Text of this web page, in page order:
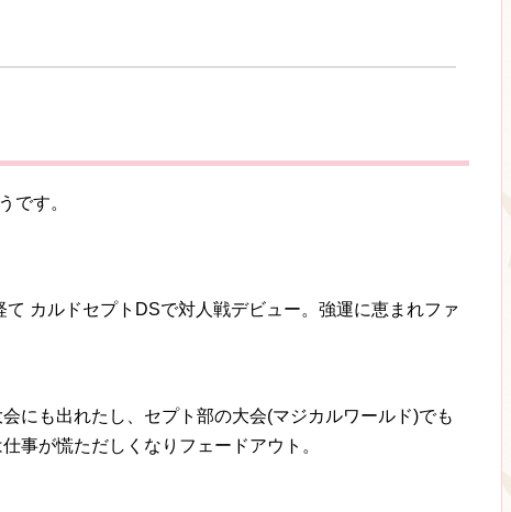
です。
カルドセプトDSで対人戦デビュー。強運に恵まれファ
にも出れたし、セプト部の大会(マジカルワールド)でも
事が慌ただしくなりフェードアウト。